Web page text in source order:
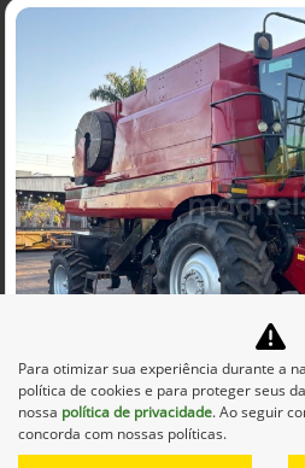
mp
arti
lhe
CASE
CASE COLHEITADEIRA 2688 2014
Maqnelson
Ver Mais 11
Para otimizar sua experiência durante a
política de cookies e para proteger seus
nossa política de privacidade. Ao seguir
concorda com nossas políticas.